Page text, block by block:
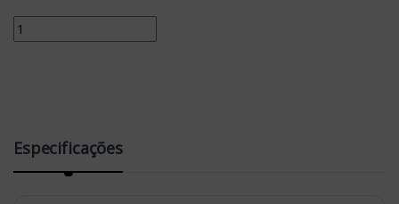
Quantity
Especificações